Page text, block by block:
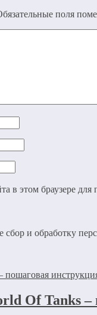
поля
в этом браузере
сбор и обработку
Of Tanks –